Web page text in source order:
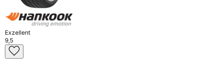
Exzellent
9,5